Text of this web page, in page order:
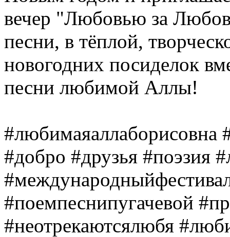
вечер "Любовью за
песни, в тёплой,
новогодних посиделок
песни любимой Аллы!
#любимаяаллаборисовна
#добро #друзья #поэзия
#поемпеснипугачевой
#неотрекаютсялюбя